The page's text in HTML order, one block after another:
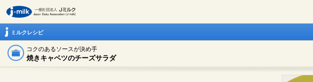
ミルクレシピ
コクのあるソースが決め手
焼きキャベツのチーズサラダ